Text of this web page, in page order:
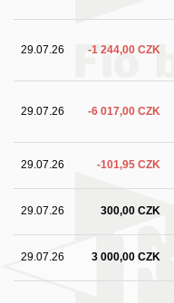
29.07.26 -1 244,00 CZK
29.07.26 -6 017,00 CZK
29.07.26 -101,95 CZK
29.07.26 300,00 CZK
29.07.26 3 000,00 CZK